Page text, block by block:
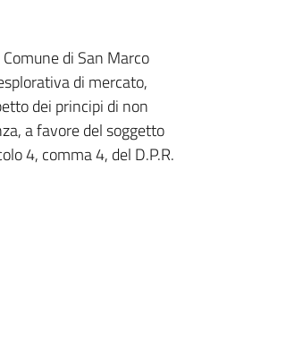
di San Marco
di mercato,
dei principi di non
a favore del soggetto
4, comma 4, del D.P.R.